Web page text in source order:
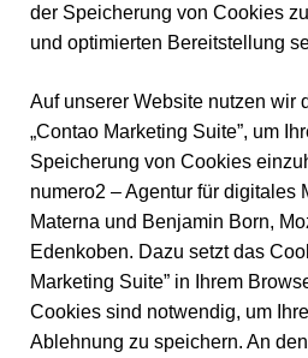
der Speicherung von Cookies
und optimierten Bereitstellung
Auf unserer Website nutzen wir
„Contao Marketing Suite”, um
Speicherung von Cookies
numero2 – Agentur für digitales
Materna und Benjamin Born,
Edenkoben. Dazu setzt das
Marketing Suite” in Ihrem
Cookies sind notwendig, um
Ablehnung zu speichern. An